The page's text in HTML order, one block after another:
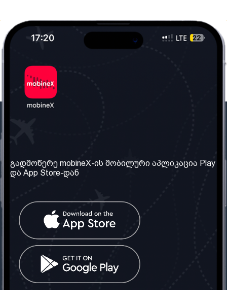
ჩვენ შესახებ
ჩვენი სერვისები
წესები და პირობები
კითხვები
კონტაქტი
საქართველო: თბილისი
ტელ: 032 2 04 00 50
ელ. ფოსტა:
info@mobinex.ge
სოციალური ქსელი
გადმოწერე mobineX-ის მობილური აპლიკაცია Play
და App Store-დან